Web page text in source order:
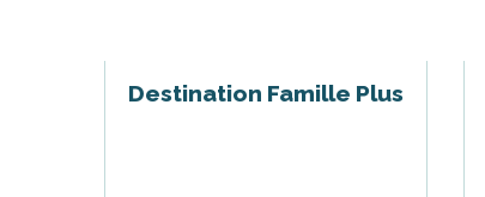
Destination Famille Plus